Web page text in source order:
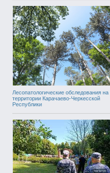
Лесопатологические обследования на
территории Карачаево-Черкесской
Республики